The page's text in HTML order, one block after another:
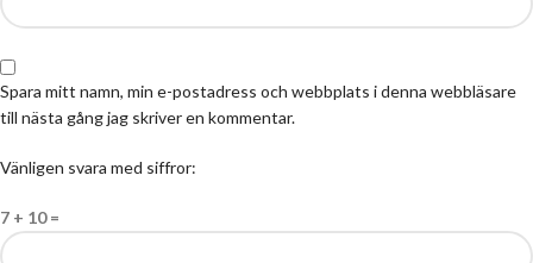
Spara mitt namn, min e-postadress och webbplats i denna webbläsare
till nästa gång jag skriver en kommentar.
Vänligen svara med siffror:
7 + 10 =